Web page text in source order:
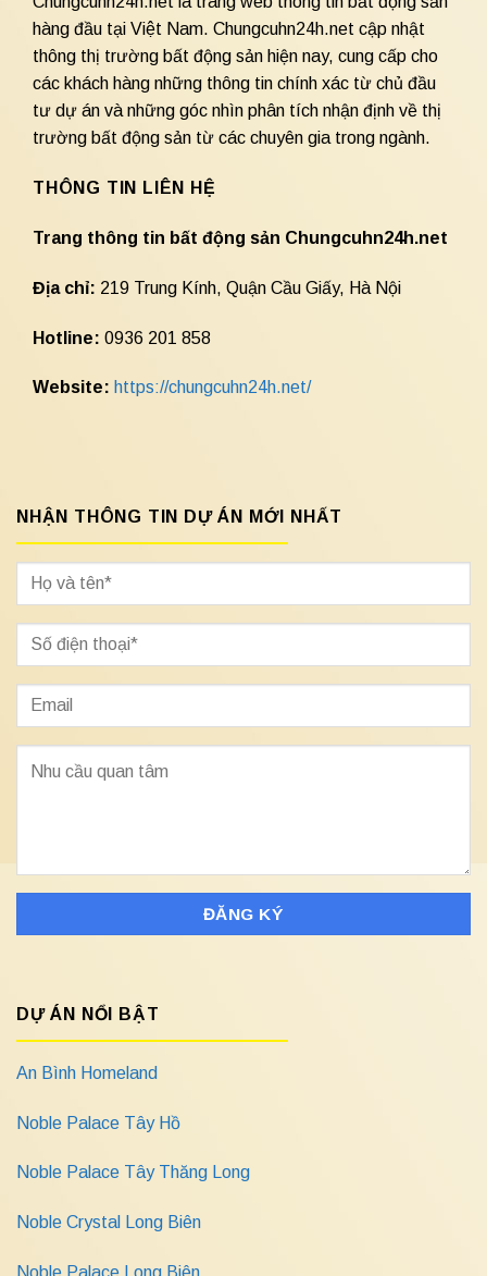
hàng đầu tại Việt Nam. Chungcuhn24h.net cập nhật
thông thị trường bất động sản hiện nay, cung cấp cho
các khách hàng những thông tin chính xác từ chủ đầu
tư dự án và những góc nhìn phân tích nhận định về thị
trường bất động sản từ các chuyên gia trong ngành.
THÔNG TIN LIÊN HỆ
Trang thông tin bất động sản Chungcuhn24h.net
Địa chỉ: 219 Trung Kính, Quận Cầu Giấy, Hà Nội
Hotline: 0936 201 858
Website: https://chungcuhn24h.net/
NHẬN THÔNG TIN DỰ ÁN MỚI NHẤT
DỰ ÁN NỔI BẬT
An Bình Homeland
Noble Palace Tây Hồ
Noble Palace Tây Thăng Long
Noble Crystal Long Biên
Noble Palace Long Biên